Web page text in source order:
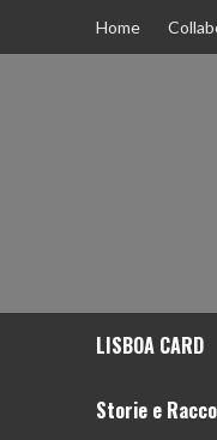
Home
LISBOA CARD
Storie e